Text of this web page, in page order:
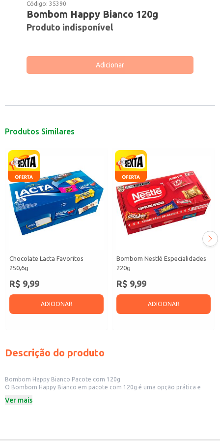
Código:35390
Bombom Happy Bianco 120g
Produto indisponível
Adicionar
Produtos Similares
Chocolate Lacta Favoritos
250,6g
R$ 9,99
ADICIONAR
Bombom Nestlé Especialidades
220g
R$ 9,99
ADICIONAR
Descrição do produto
Bombom Happy Bianco Pacote com 120g
O Bombom Happy Bianco em pacote com 120g é uma opção prática e
mercearias, lojas de conveniência, padarias e confeitarias. Sua embalagem
Ver mais